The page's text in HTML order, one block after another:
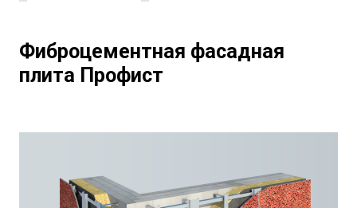
Фиброцементная фасадная
плита Профист